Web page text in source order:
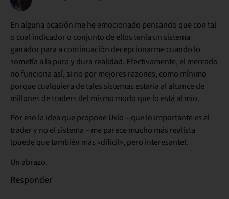
En alguna ocasión me he emocionado pensando que con tal
o cual indicador o conjunto de ellos tenía un sistema
ganador para a continuación decepcionarme cuando lo
sometía a la pura y dura realidad. Efectivamente, el mercado
no funciona así, si no por mejores razones, como mínimo
porque cualquiera de tales sistemas estaría al alcance de
millones de traders del mismo modo que lo está al mío.
Por eso la idea que propone Uxío – que lo importante es el
trader y no el sistema – me parece mucho más realista
(puede que también más «difícil», pero interesante).
Un abrazo.
Responder